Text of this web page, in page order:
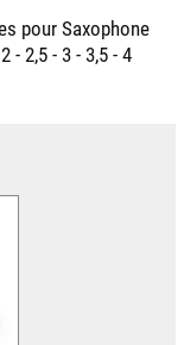
pour Saxophone
- 2,5 - 3 - 3,5 - 4